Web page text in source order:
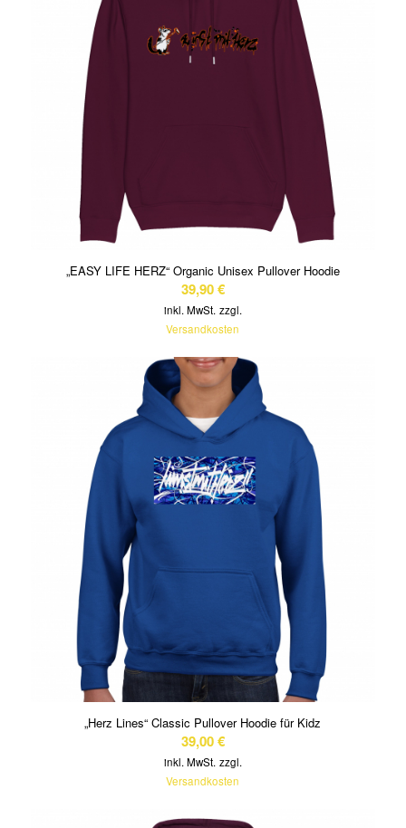
„EASY LIFE HERZ“ Organic Unisex Pullover Hoodie
39,90€
inkl. MwSt. zzgl.
Versandkosten
„Herz Lines“ Classic Pullover Hoodie für Kidz
39,00€
inkl. MwSt. zzgl.
Versandkosten